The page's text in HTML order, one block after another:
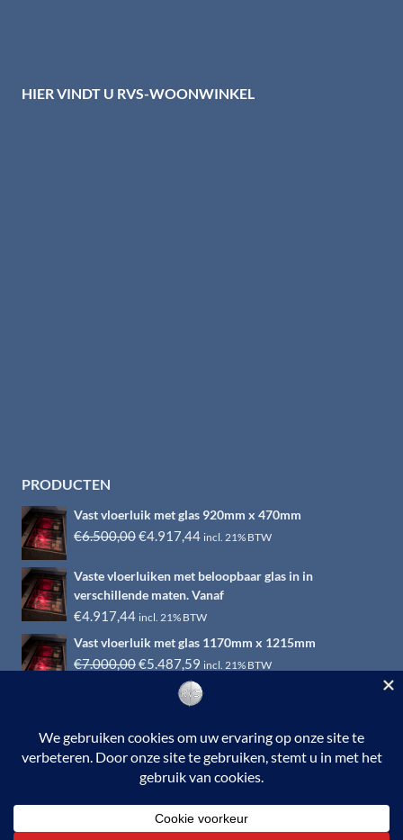
HIER VINDT U RVS-WOONWINKEL
PRODUCTEN
Vast vloerluik met glas 920mm x 470mm
€6.500,00Oorspronkelijke
was:
€6.500,00.
€4.917,44Huidige
is:
€4.917,44.
incl. 21% BTW
Vaste vloerluiken met beloopbaar glas in in
verschillende maten. Vanaf
€4.917,44 incl. 21% BTW
Vast vloerluik met glas 1170mm x 1215mm
€7.000,00Oorspronkelijke
€5.487,59 Huidige
prijs
is:
incl. 21% BTW
© 2026 RVS-woonwinkel.nl is een onderdeel van HTI-RVS |
BTW nr. NL002145483B31 | KvKnr. 09088773 | NL95
RABO 010.12.95.251 | Web ontwerp:EYE-